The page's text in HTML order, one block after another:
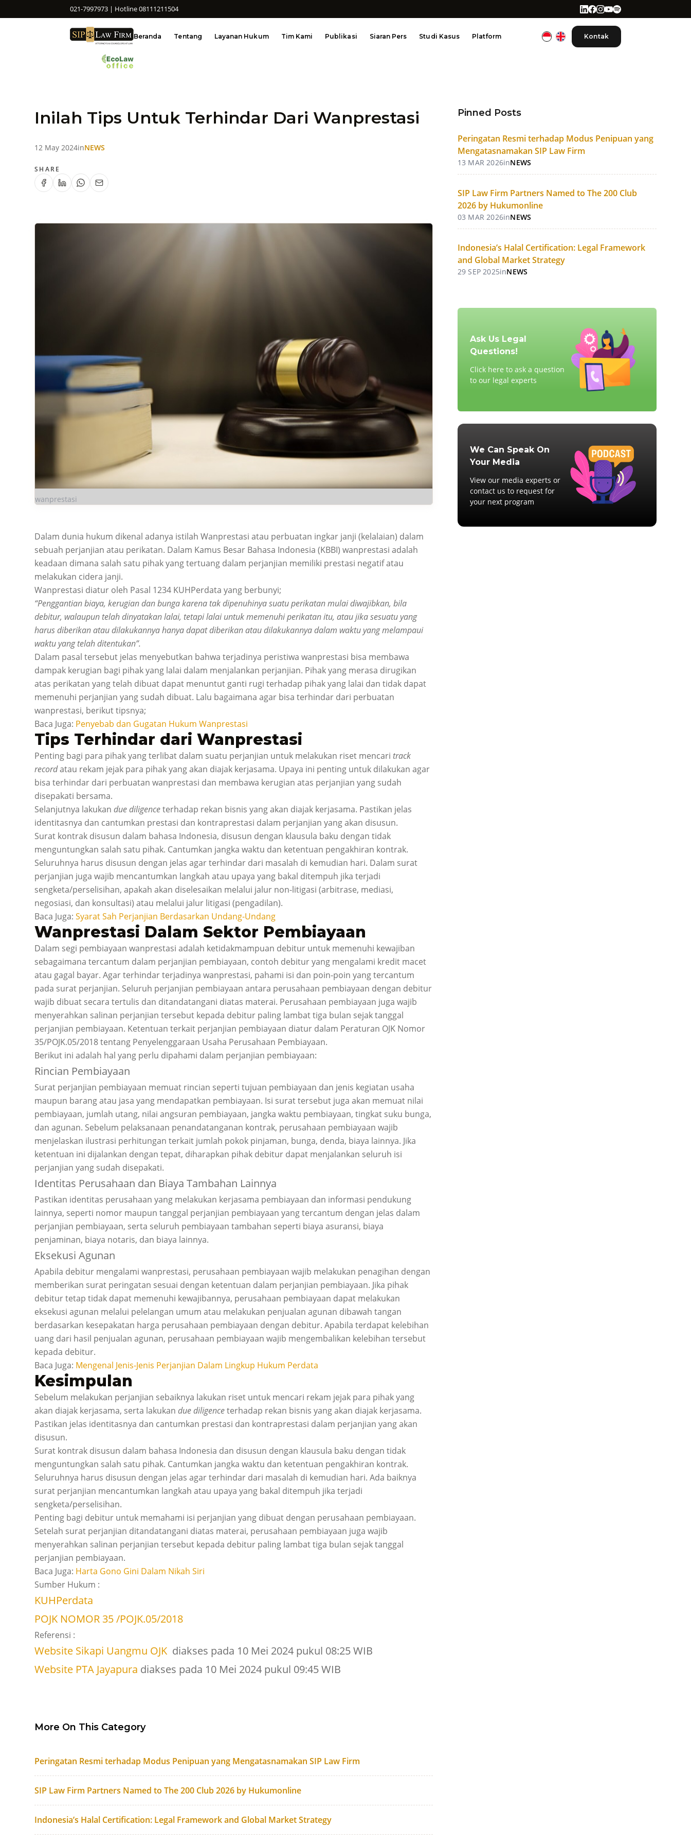
021-7997973 | Hotline 08111211504
Beranda Tentang Layanan Hukum Tim Kami Publikasi Siaran Pers Studi Kasus Platform Kontak
Inilah Tips Untuk Terhindar Dari Wanprestasi
12 May 2024inNEWS
SHARE
wanprestasi
Dalam dunia hukum dikenal adanya istilah Wanprestasi atau perbuatan ingkar janji (kelalaian) dalam
sebuah perjanjian atau perikatan. Dalam Kamus Besar Bahasa Indonesia (KBBI) wanprestasi adalah
keadaan dimana salah satu pihak yang tertuang dalam perjanjian memiliki prestasi negatif atau
melakukan cidera janji.
Wanprestasi diatur oleh Pasal 1234 KUHPerdata yang berbunyi;
“Penggantian biaya, kerugian dan bunga karena tak dipenuhinya suatu perikatan mulai diwajibkan, bila
debitur, walaupun telah dinyatakan lalai, tetapi lalai untuk memenuhi perikatan itu, atau jika sesuatu yang
harus diberikan atau dilakukannya hanya dapat diberikan atau dilakukannya dalam waktu yang melampaui
waktu yang telah ditentukan”.
Dalam pasal tersebut jelas menyebutkan bahwa terjadinya peristiwa wanprestasi bisa membawa
dampak kerugian bagi pihak yang lalai dalam menjalankan perjanjian. Pihak yang merasa dirugikan
atas perikatan yang telah dibuat dapat menuntut ganti rugi terhadap pihak yang lalai dan tidak dapat
memenuhi perjanjian yang sudah dibuat. Lalu bagaimana agar bisa terhindar dari perbuatan
wanprestasi, berikut tipsnya;
Baca Juga: Penyebab dan Gugatan Hukum Wanprestasi
Tips Terhindar dari Wanprestasi
Penting bagi para pihak yang terlibat dalam suatu perjanjian untuk melakukan riset mencari track
recordatau rekam jejak para pihak yang akan diajak kerjasama. Upaya ini penting untuk dilakukan agar
bisa terhindar dari perbuatan wanprestasi dan membawa kerugian atas perjanjian yang sudah
disepakati bersama.
Selanjutnya lakukan due diligenceterhadap rekan bisnis yang akan diajak kerjasama. Pastikan jelas
identitasnya dan cantumkan prestasi dan kontraprestasi dalam perjanjian yang akan disusun.
Surat kontrak disusun dalam bahasa Indonesia, disusun dengan klausula baku dengan tidak
menguntungkan salah satu pihak. Cantumkan jangka waktu dan ketentuan pengakhiran kontrak.
Seluruhnya harus disusun dengan jelas agar terhindar dari masalah di kemudian hari. Dalam surat
perjanjian juga wajib mencantumkan langkah atau upaya yang bakal ditempuh jika terjadi
sengketa/perselisihan, apakah akan diselesaikan melalui jalur non-litigasi (arbitrase, mediasi,
negosiasi, dan konsultasi) atau melalui jalur litigasi (pengadilan).
Baca Juga: Syarat Sah Perjanjian Berdasarkan Undang-Undang
Wanprestasi Dalam Sektor Pembiayaan
Dalam segi pembiayaan wanprestasi adalah ketidakmampuan debitur untuk memenuhi kewajiban
sebagaimana tercantum dalam perjanjian pembiayaan, contoh debitur yang mengalami kredit macet
atau gagal bayar. Agar terhindar terjadinya wanprestasi, pahami isi dan poin-poin yang tercantum
pada surat perjanjian. Seluruh perjanjian pembiayaan antara perusahaan pembiayaan dengan debitur
wajib dibuat secara tertulis dan ditandatangani diatas materai. Perusahaan pembiayaan juga wajib
menyerahkan salinan perjanjian tersebut kepada debitur paling lambat tiga bulan sejak tanggal
perjanjian pembiayaan. Ketentuan terkait perjanjian pembiayaan diatur dalam Peraturan OJK Nomor
35/POJK.05/2018 tentang Penyelenggaraan Usaha Perusahaan Pembiayaan.
Berikut ini adalah hal yang perlu dipahami dalam perjanjian pembiayaan:
Rincian Pembiayaan
Surat perjanjian pembiayaan memuat rincian seperti tujuan pembiayaan dan jenis kegiatan usaha
maupun barang atau jasa yang mendapatkan pembiayaan. Isi surat tersebut juga akan memuat nilai
pembiayaan, jumlah utang, nilai angsuran pembiayaan, jangka waktu pembiayaan, tingkat suku bunga,
dan agunan. Sebelum pelaksanaan penandatanganan kontrak, perusahaan pembiayaan wajib
menjelaskan ilustrasi perhitungan terkait jumlah pokok pinjaman, bunga, denda, biaya lainnya. Jika
ketentuan ini dijalankan dengan tepat, diharapkan pihak debitur dapat menjalankan seluruh isi
perjanjian yang sudah disepakati.
Identitas Perusahaan dan Biaya Tambahan Lainnya
Pastikan identitas perusahaan yang melakukan kerjasama pembiayaan dan informasi pendukung
lainnya, seperti nomor maupun tanggal perjanjian pembiayaan yang tercantum dengan jelas dalam
perjanjian pembiayaan, serta seluruh pembiayaan tambahan seperti biaya asuransi, biaya
penjaminan, biaya notaris, dan biaya lainnya.
Eksekusi Agunan
Apabila debitur mengalami wanprestasi, perusahaan pembiayaan wajib melakukan penagihan dengan
memberikan surat peringatan sesuai dengan ketentuan dalam perjanjian pembiayaan. Jika pihak
debitur tetap tidak dapat memenuhi kewajibannya, perusahaan pembiayaan dapat melakukan
eksekusi agunan melalui pelelangan umum atau melakukan penjualan agunan dibawah tangan
berdasarkan kesepakatan harga perusahaan pembiayaan dengan debitur. Apabila terdapat kelebihan
uang dari hasil penjualan agunan, perusahaan pembiayaan wajib mengembalikan kelebihan tersebut
kepada debitur.
Baca Juga: Mengenal Jenis-Jenis Perjanjian Dalam Lingkup Hukum Perdata
Kesimpulan
Sebelum melakukan perjanjian sebaiknya lakukan riset untuk mencari rekam jejak para pihak yang
akan diajak kerjasama, serta lakukan due diligenceterhadap rekan bisnis yang akan diajak kerjasama.
Pastikan jelas identitasnya dan cantumkan prestasi dan kontraprestasi dalam perjanjian yang akan
disusun.
Surat kontrak disusun dalam bahasa Indonesia dan disusun dengan klausula baku dengan tidak
menguntungkan salah satu pihak. Cantumkan jangka waktu dan ketentuan pengakhiran kontrak.
Seluruhnya harus disusun dengan jelas agar terhindar dari masalah di kemudian hari. Ada baiknya
surat perjanjian mencantumkan langkah atau upaya yang bakal ditempuh jika terjadi
sengketa/perselisihan.
Penting bagi debitur untuk memahami isi perjanjian yang dibuat dengan perusahaan pembiayaan.
Setelah surat perjanjian ditandatangani diatas materai, perusahaan pembiayaan juga wajib
menyerahkan salinan perjanjian tersebut kepada debitur paling lambat tiga bulan sejak tanggal
perjanjian pembiayaan.
Baca Juga: Harta Gono Gini Dalam Nikah Siri
Sumber Hukum :
KUHPerdata
POJK NOMOR 35 /POJK.05/2018
Referensi :
Website Sikapi Uangmu OJK diakses pada 10 Mei 2024 pukul 08:25 WIB
Website PTA Jayapura diakses pada 10 Mei 2024 pukul 09:45 WIB
More On This Category
Peringatan Resmi terhadap Modus Penipuan yang Mengatasnamakan SIP Law Firm
SIP Law Firm Partners Named to The 200 Club 2026 by Hukumonline
Indonesia’s Halal Certification: Legal Framework and Global Market Strategy
Pinned Posts
Peringatan Resmi terhadap Modus Penipuan yang
Mengatasnamakan SIP Law Firm
13 MAR 2026inNEWS
SIP Law Firm Partners Named to The 200 Club
2026 by Hukumonline
03 MAR 2026inNEWS
Indonesia’s Halal Certification: Legal Framework
and Global Market Strategy
29 SEP 2025inNEWS
Ask Us Legal
Questions!
Click here to ask a question
to our legal experts
We Can Speak On
Your Media
View our media experts or
contact us to request for
your next program